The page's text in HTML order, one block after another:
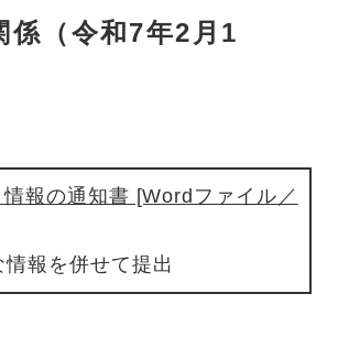
係（令和7年2月1
報の通知書 [Wordファイル／
報を併せて提出